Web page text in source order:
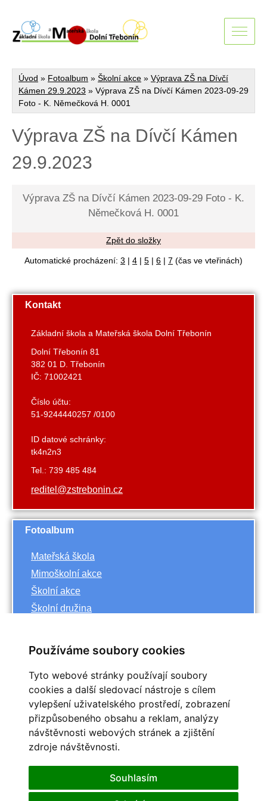
Používáme soubory cookies
Tyto webové stránky používají soubory
cookies a další sledovací nástroje s cílem
vylepšení uživatelského prostředí, zobrazení
přizpůsobeného obsahu a reklam, analýzy
návštěvnosti webových stránek a zjištění
zdroje návštěvnosti.
Souhlasím
Úvod » Fotoalbum » Školní akce » Výprava ZŠ na Dívčí
Kámen 29.9.2023 » Výprava ZŠ na Dívčí Kámen 2023-09-29
Foto - K. Němečková H. 0001
Výprava ZŠ na Dívčí Kámen
29.9.2023
Výprava ZŠ na Dívčí Kámen 2023-09-29 Foto - K.
Němečková H. 0001
Zpět do složky
Automatické procházení: 3 | 4 | 5 | 6 | 7 (čas ve vteřinách)
Kontakt
Základní škola a Mateřská škola Dolní Třebonín
Dolní Třebonín 81
382 01 D. Třebonín
IČ: 71002421
Číslo účtu:
51-9244440257 /0100
ID datové schránky:
tk4n2n3
Tel.: 739 485 484
reditel@zstrebonin.cz
Fotoalbum
Mateřská škola
Mimoškolní akce
Školní akce
Školní družina
<< říjen
<< 2023
>>
Po
Út St Čt Pá So
2
3 4
9
10 11 12 13 14
15
19